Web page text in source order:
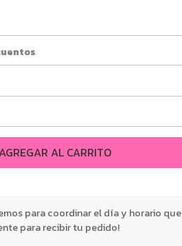
AL CARRITO
para coordinar el día y horario que
para recibir tu pedido!